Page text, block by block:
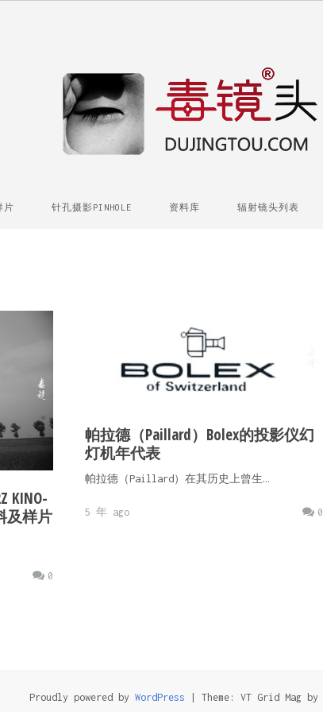
片 针孔摄影PINHOLE 资料库 辐射镜头列表
KINO-
及样片
0
帕拉德（Paillard）Bolex的投影仪幻
灯机年代表
帕拉德（Paillard）在其历史上曾生…
0
5 年 ago
Proudly powered by WordPress | Theme: VT Grid Mag by